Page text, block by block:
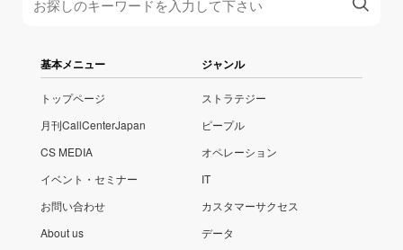
基本メニュー
トップページ
月刊CallCenterJapan
CS MEDIA
イベント・セミナー
お問い合わせ
About us
ジャンル
ストラテジー
ピープル
オペレーション
IT
カスタマーサクセス
データ